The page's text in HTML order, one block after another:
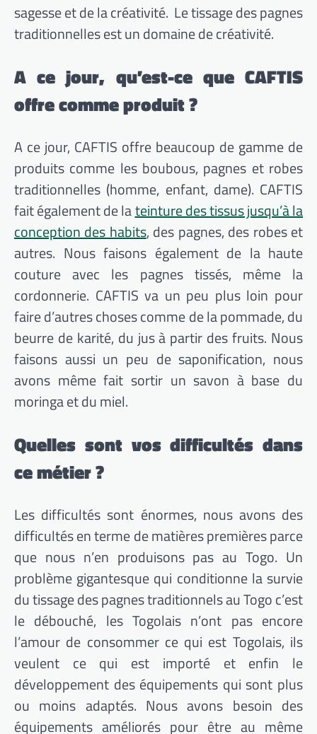
sagesse et de la créativité. Le tissage des pagnes
traditionnelles est un domaine de créativité.
A ce jour, qu’est-ce que CAFTIS
offre comme produit ?
A ce jour, CAFTIS offre beaucoup de gamme de
produits comme les boubous, pagnes et robes
traditionnelles (homme, enfant, dame). CAFTIS
fait également de lateinture des tissus jusqu’à la
conception des habits, des pagnes, des robes et
autres. Nous faisons également de la haute
couture avec les pagnes tissés, même la
cordonnerie. CAFTIS va un peu plus loin pour
faire d’autres choses comme de la pommade, du
beurre de karité, du jus à partir des fruits. Nous
faisons aussi un peu de saponification, nous
avons même fait sortir un savon à base du
moringa et du miel.
Quelles sont vos difficultés dans
ce métier ?
Les difficultés sont énormes, nous avons des
difficultés en terme de matières premières parce
que nous n’en produisons pas au Togo. Un
problème gigantesque qui conditionne la survie
du tissage des pagnes traditionnels au Togo c’est
le débouché, les Togolais n’ont pas encore
l’amour de consommer ce qui est Togolais, ils
veulent ce qui est importé et enfin le
développement des équipements qui sont plus
ou moins adaptés. Nous avons besoin des
équipements améliorés pour être au même